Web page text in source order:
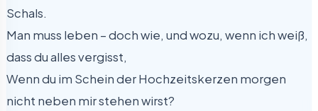
Schals.
Man muss leben – doch wie, und wozu, wenn ich weiß,
dass du alles vergisst,
Wenn du im Schein der Hochzeitskerzen morgen
nicht neben mir stehen wirst?